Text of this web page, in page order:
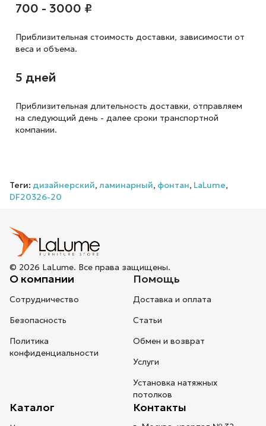
700 - 3000 ₽
Приблизительная стоимость доставки, зависимости от
веса и объема.
5 дней
Приблизительная длительность доставки, отправляем
на следующий день - далее сроки транспортной
компании.
Теги: дизайнерский, ламинарный, фонтан, LaLume,
DF20326-20
© 2026 LaLume. Все права защищены.
О компании
Сотрудничество
Безопасность
Политика
конфиденциальности
Помощь
Доставка и оплата
Статьи
Обмен и возврат
Услуги
Установка натяжных
потолков
Каталог Контакты